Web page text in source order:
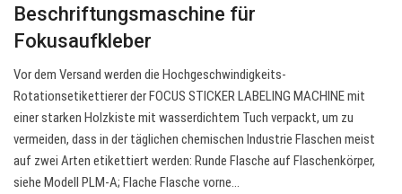
Beschriftungsmaschine für
Fokusaufkleber
Vor dem Versand werden die Hochgeschwindigkeits-
Rotationsetikettierer der FOCUS STICKER LABELING MACHINE mit
einer starken Holzkiste mit wasserdichtem Tuch verpackt, um zu
vermeiden, dass in der täglichen chemischen Industrie Flaschen meist
auf zwei Arten etikettiert werden: Runde Flasche auf Flaschenkörper,
siehe Modell PLM-A; Flache Flasche vorne…